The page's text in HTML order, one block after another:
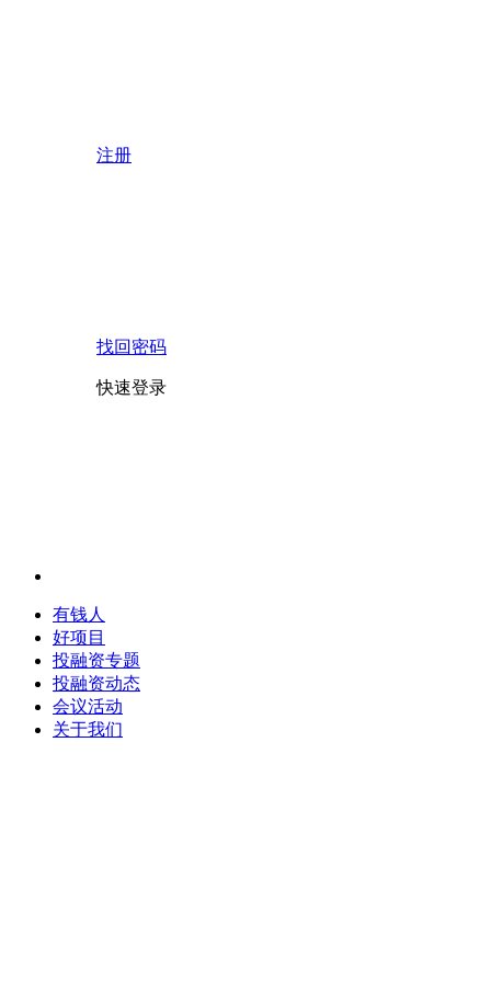
注册
找回密码
快速登录
有钱人
好项目
投融资专题
投融资动态
会议活动
关于我们